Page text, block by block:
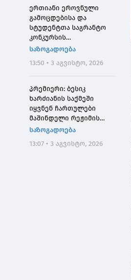
ერთიანი ეროვნული
გამოცდებისა და
სტუდენტთა საგრანტო
კონკურსის
მონაწილეებისთვის
განაცხადების მიღება 4
აგვისტოს 10:00
საათიდან დაიწყება
საზოგადოება
13:50 • 3 აგვისტო, 2026
პრემიერი: ბესიკ
ხარძიანის საქმეში
იყვნენ ჩართულები
მაშინდელი რეჟიმის
მაღალჩინოსნები, ეს
შეგვახსენებს იმას, თუ
საზოგადოება
13:07 • 3 აგვისტო, 2026